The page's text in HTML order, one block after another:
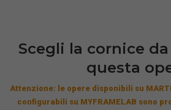
Scegli la cornice
questa
Attenzione: le opere disponibili su
configurabili su MYFRAMELAB sono